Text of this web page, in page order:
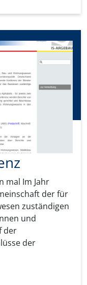
mal Im Jahr
der für
zuständigen
und
der
der